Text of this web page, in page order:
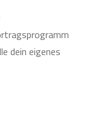
dein eigenes